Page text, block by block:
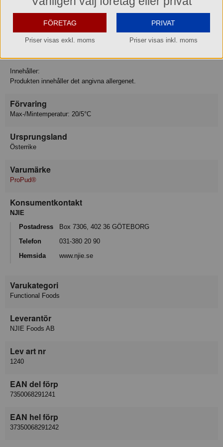
Motsvarande salt 0.10 g
Allergiinfo
Innehåller:
Produkten innehåller det angivna allergenet.
Förvaring
Max-/Mintemperatur: 20/5°C
Ursprungsland
Österrike
Varumärke
ProPud®
Konsumentkontakt
NJIE
Postadress
Box 7306, 402 36 GÖTEBORG
Telefon
031-380 20 90
Hemsida
www.njie.se
Varukategori
Functional Foods
Leverantör
NJIE Foods AB
Lev art nr
1240
EAN del förp
7350068291241
EAN hel förp
37350068291242
FÖRETAG
Priser visas exkl. moms
PRIVAT
Priser visas inkl. moms